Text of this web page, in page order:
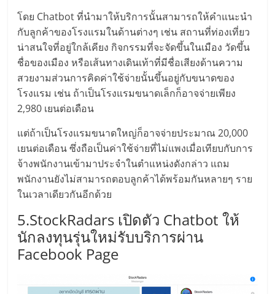
ปรึกษา
การ
ลงทุน
และ
ขยาย
สา
แฟ
รน
ไชส์,
ศูนย์
รวม
แฟ
รน
ไชส์
พร้อม
สำหรับ
โดย Chatbot ที่นำมาให้บริการนั้นสามารถให้คำแนะนำ
กับลูกค้าของโรงแรมในด้านต่างๆ เช่น สถานที่ท่องเที่ยว
น่าสนใจที่อยู่ใกล้เคียง กิจกรรมที่จะจัดขึ้นในเมือง วัดขึ้น
ชื่อของเมือง หรือเส้นทางเดินเท้าที่มีชื่อเสียงด้านความ
สวยงามส่วนการคิดค่าใช้จ่ายนั้นขึ้นอยู่กับขนาดของ
โรงแรม เช่น ถ้าเป็นโรงแรมขนาดเล็กก็อาจจ่ายเพียง
2,980 เยนต่อเดือน
แต่ถ้าเป็นโรงแรมขนาดใหญ่ก็อาจจ่ายประมาณ 20,000
เยนต่อเดือน ซึ่งถือเป็นค่าใช้จ่ายที่ไม่แพงเมื่อเทียบกับการ
จ้างพนักงานเข้ามาประจำในตำแหน่งดังกล่าว แถม
พนักงานยังไม่สามารถตอบลูกค้าได้พร้อมกันหลายๆ ราย
ในเวลาเดียวกันอีกด้วย
5.StockRadars เปิดตัว Chatbot ให้
นักลงทุนรุ่นใหม่รับบริการผ่าน
Facebook Page